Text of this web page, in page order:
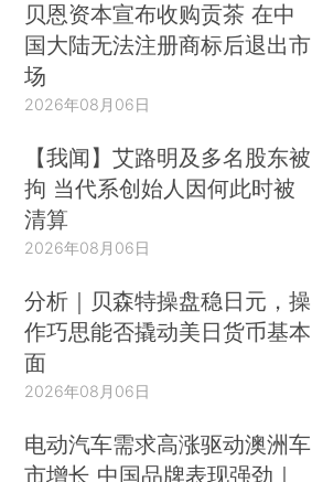
贝恩资本宣布收购贡茶 在中
国大陆无法注册商标后退出市
场
2026年08月06日
【我闻】艾路明及多名股东被
拘 当代系创始人因何此时被
清算
2026年08月06日
分析｜贝森特操盘稳日元，操
作巧思能否撬动美日货币基本
面
2026年08月06日
电动汽车需求高涨驱动澳洲车
市增长 中国品牌表现强劲｜